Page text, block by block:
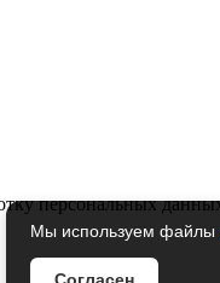
Мы используем файлы
персональных